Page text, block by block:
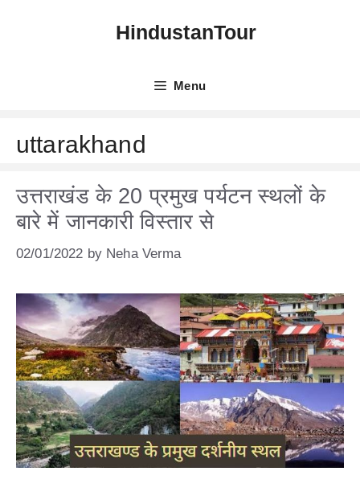
HindustanTour
Menu
uttarakhand
उत्तराखंड के 20 प्रमुख पर्यटन स्थलों के
बारे में जानकारी विस्तार से
02/01/2022 by Neha Verma